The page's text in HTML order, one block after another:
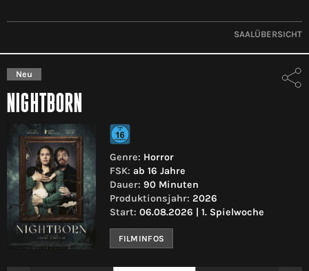
SAALÜBERSICHT
Neu
NIGHTBORN
Genre: Horror
FSK: ab 16 Jahre
Dauer: 90 Minuten
Produktionsjahr: 2026
Start: 06.08.2026 | 1. Spielwoche
FILMINFOS